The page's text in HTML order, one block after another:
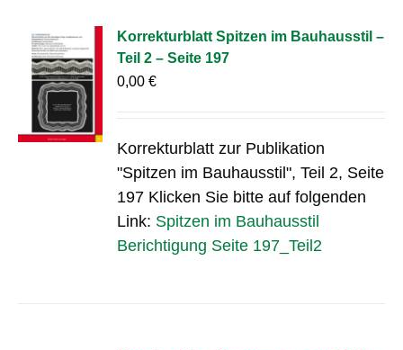
Korrekturblatt Spitzen im Bauhausstil –
Teil 2 – Seite 197
0,00€
Korrekturblatt zur Publikation
"Spitzen im Bauhausstil", Teil 2, Seite
197 Klicken Sie bitte auf folgenden
Link: Spitzen im Bauhausstil
Berichtigung Seite 197_Teil2